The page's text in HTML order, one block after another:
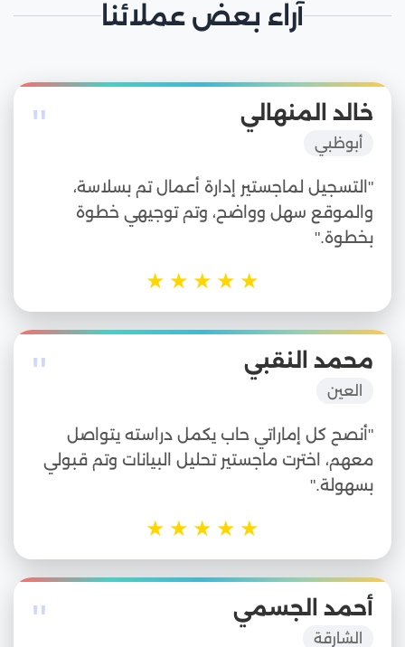
آراء بعض عملائنا
" خالد المنهالي
أبوظبي
"التسجيل لماجستير إدارة أعمال تم بسلاسة،
والموقع سهل وواضح، وتم توجيهي خطوة
بخطوة."
★
★
★
★
★
" محمد النقبي
العين
"أنصح كل إماراتي حاب يكمل دراسته يتواصل
معهم، اخترت ماجستير تحليل البيانات وتم قبولي
بسهولة."
★
★
★
★
★
" أحمد الجسمي
الشارقة